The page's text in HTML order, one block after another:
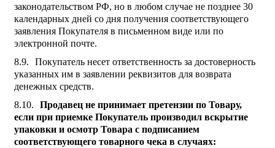
законодательством РФ, но в любом случае не позднее 30
календарных дней со дня получения соответствующего
заявления Покупателя в письменном виде или по
электронной почте.
Покупатель несет ответственность за достоверность
указанных им в заявлении реквизитов для возврата
денежных средств.
Продавец не принимает претензии по Товару,
если при приемке Покупатель производил вскрытие
упаковки и осмотр Товара с подписанием
соответствующего товарного чека в случаях: